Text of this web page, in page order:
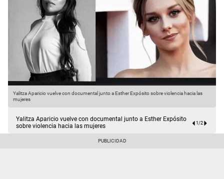
Yalitza Aparicio vuelve con documental junto a Esther Expósito sobre violencia hacia las
mujeres
Yalitza Aparicio vuelve con documental junto a Esther Expósito
sobre violencia hacia las mujeres
1/2